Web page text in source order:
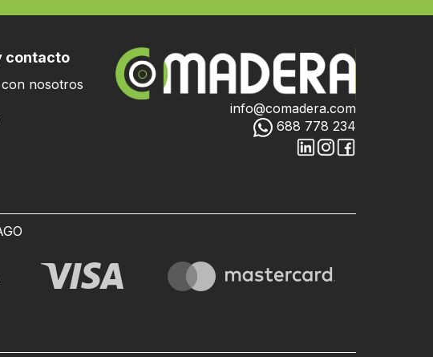
contacto
nosotros
info@comadera.com
688 778 234